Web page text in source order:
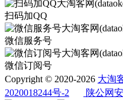
扫码加QQ
微信服务号
微信订阅号
Copyright © 2020-2026 大淘
2020018244号-2
陕公网